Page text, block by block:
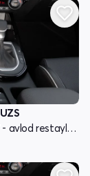
UZS
Kia Cerato IV - avlod restayling